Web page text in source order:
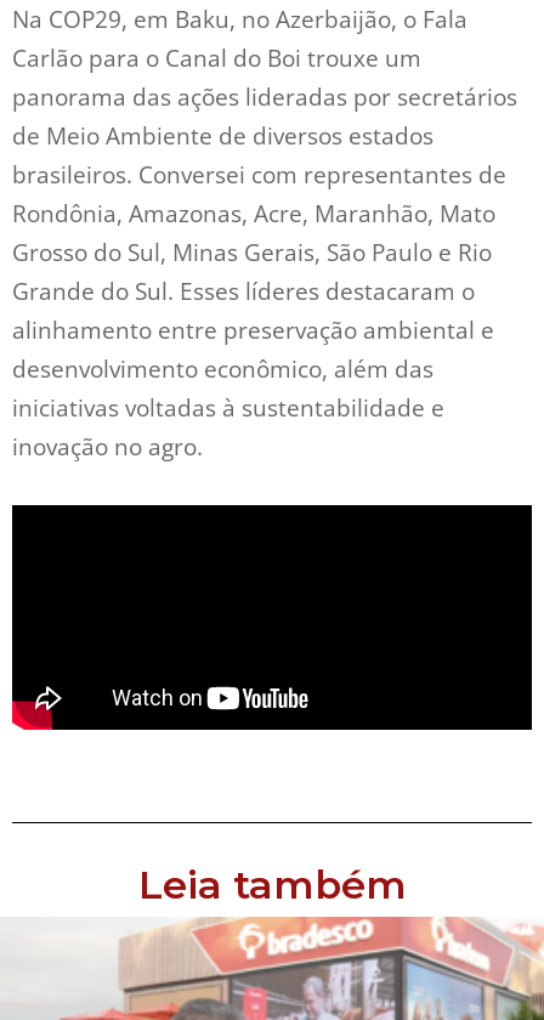
Na COP29, em Baku, no Azerbaijão, o Fala
Carlão para o Canal do Boi trouxe um
panorama das ações lideradas por secretários
de Meio Ambiente de diversos estados
brasileiros. Conversei com representantes de
Rondônia, Amazonas, Acre, Maranhão, Mato
Grosso do Sul, Minas Gerais, São Paulo e Rio
Grande do Sul. Esses líderes destacaram o
alinhamento entre preservação ambiental e
desenvolvimento econômico, além das
iniciativas voltadas à sustentabilidade e
inovação no agro.
Leia também